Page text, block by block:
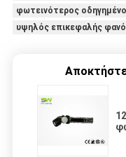
φωτεινότερος
υψηλός επικεφαλής
Αποκτήστε